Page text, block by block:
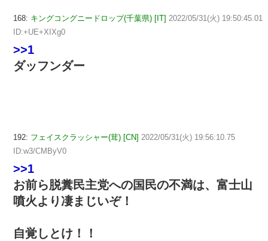
168: キングコングニードロップ(千葉県) [IT] 2022/05/31(火) 19:50:45.01
ID:+UE+XIXg0
>>1
ダッフンダー
192: フェイスクラッシャー(茸) [CN] 2022/05/31(火) 19:56:10.75
ID:w3/CMByV0
>>1
お前ら脱糞民主党への国民の不満は、富士山
噴火より凄まじいぞ！
自覚しとけ！！